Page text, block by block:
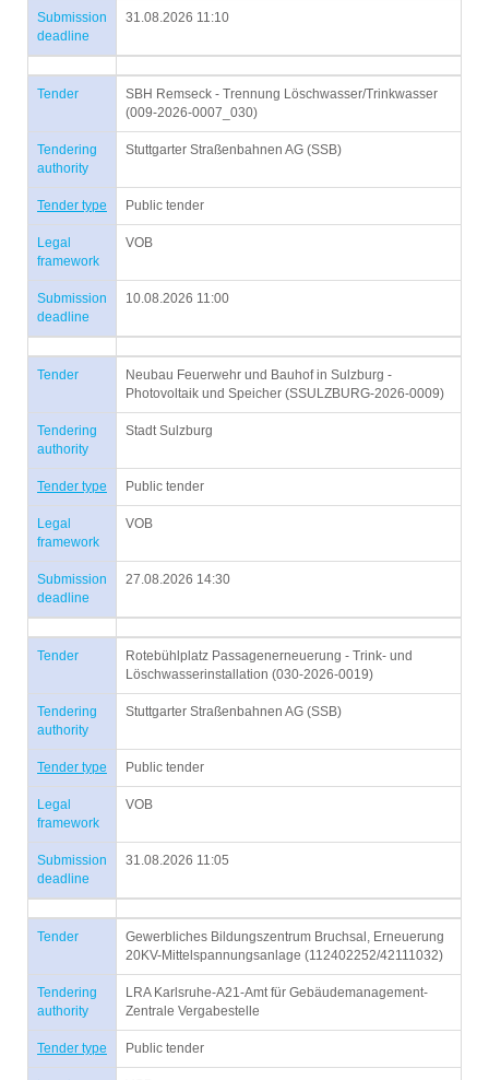
Submission
deadline
31.08.2026 11:10
Tender
SBH Remseck - Trennung Löschwasser/Trinkwasser
(009-2026-0007_030)
Tendering
authority
Stuttgarter Straßenbahnen AG (SSB)
Tender type Public tender
Legal
framework
VOB
Submission
deadline
10.08.2026 11:00
Tender
Neubau Feuerwehr und Bauhof in Sulzburg -
Photovoltaik und Speicher (SSULZBURG-2026-0009)
Tendering
authority
Stadt Sulzburg
Tender type Public tender
Legal
framework
VOB
Submission
deadline
27.08.2026 14:30
Tender
Rotebühlplatz Passagenerneuerung - Trink- und
Löschwasserinstallation (030-2026-0019)
Tendering
authority
Stuttgarter Straßenbahnen AG (SSB)
Tender type Public tender
Legal
framework
VOB
Submission
deadline
31.08.2026 11:05
Tender
Gewerbliches Bildungszentrum Bruchsal, Erneuerung
20KV-Mittelspannungsanlage (112402252/42111032)
Tendering
authority
LRA Karlsruhe-A21-Amt für Gebäudemanagement-
Zentrale Vergabestelle
Tender type Public tender